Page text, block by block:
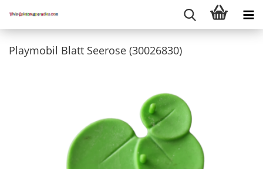
Playmobil Blatt Seerose (30026830)